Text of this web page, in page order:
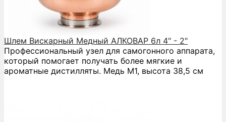
Шлем Вискарный Медный АЛКОВАР 6л 4" - 2"
Профессиональный узел для самогонного аппарата,
который помогает получать более мягкие и
ароматные дистилляты. Медь М1, высота 38,5 см